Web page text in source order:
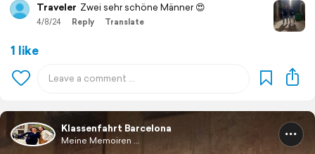
Traveler Zwei sehr schöne Männer 😍
4/8/24 Reply Translate
1 like
Klassenfahrt Barcelona
Meine Memoiren ...